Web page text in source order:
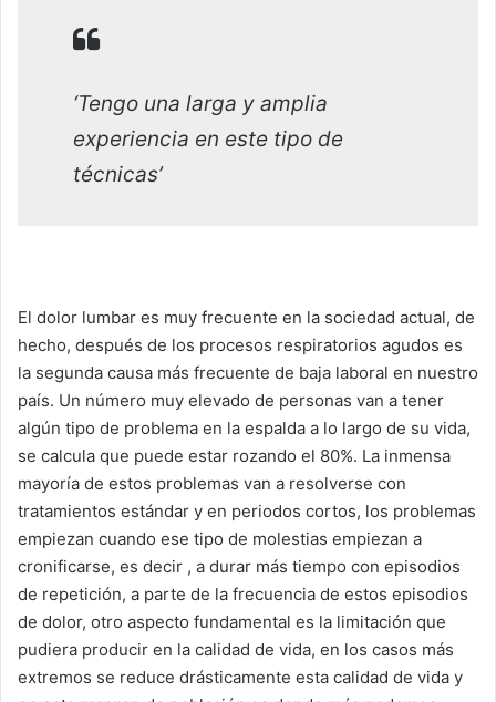
‘Tengo una larga y amplia
experiencia en este tipo de
técnicas’
El dolor lumbar es muy frecuente en la sociedad actual, de
hecho, después de los procesos respiratorios agudos es
la segunda causa más frecuente de baja laboral en nuestro
país. Un número muy elevado de personas van a tener
algún tipo de problema en la espalda a lo largo de su vida,
se calcula que puede estar rozando el 80%. La inmensa
mayoría de estos problemas van a resolverse con
tratamientos estándar y en periodos cortos, los problemas
empiezan cuando ese tipo de molestias empiezan a
cronificarse, es decir , a durar más tiempo con episodios
de repetición, a parte de la frecuencia de estos episodios
de dolor, otro aspecto fundamental es la limitación que
pudiera producir en la calidad de vida, en los casos más
extremos se reduce drásticamente esta calidad de vida y